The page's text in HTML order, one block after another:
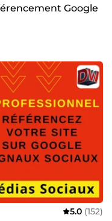
Google
5.0 (152)